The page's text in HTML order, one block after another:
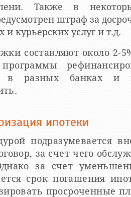
Также в
штраф за
и курьерских услуг и т.д.
составляют около 2-
в разных банках и
ипотеки
подразумевается
за счет чего
за счет
срок погашения
просроченные